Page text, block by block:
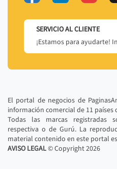
SERVICIO AL CLIENTE
¡Estamos para ayudarte!
El portal de negocios de
información comercial de 11 países
Todas las marcas registradas
respectiva o de Gurú. La
material contenido en este portal
AVISO LEGAL© Copyright2026